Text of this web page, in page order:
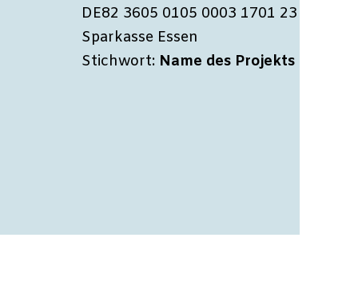
DE82 3605 0105 0003 1701 23
Sparkasse Essen
Stichwort: Name des Projekts